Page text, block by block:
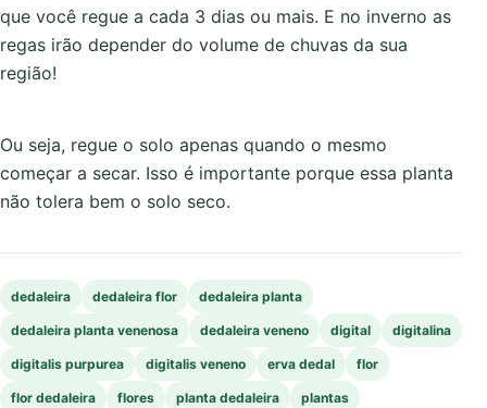
que você regue a cada 3 dias ou mais. E no inverno as
regas irão depender do volume de chuvas da sua
região!
Ou seja, regue o solo apenas quando o mesmo
começar a secar. Isso é importante porque essa planta
não tolera bem o solo seco.
dedaleira dedaleira flor dedaleira planta
dedaleira planta venenosa dedaleira veneno digital digitalina
digitalis purpurea digitalis veneno erva dedal flor
flor dedaleira flores planta dedaleira plantas